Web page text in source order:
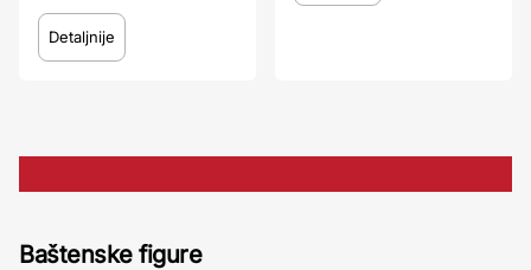
Detaljnije
Baštenske figure